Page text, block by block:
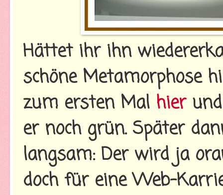
Hättet ihr ihn
schöne Metamorphose
zum ersten Mal hier
er noch grün. Später
langsam: Der wird ja
doch für eine Web-